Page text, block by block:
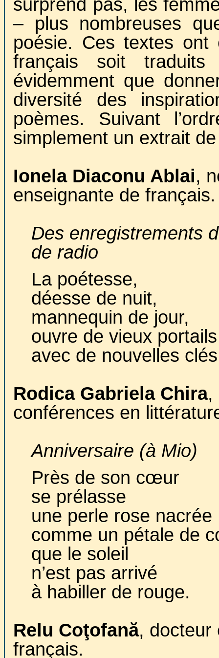
– plus nombreuses
poésie. Ces textes
français soit
évidemment que
diversité des
poèmes. Suivant
simplement un extrait
Ionela Diaconu Ablai,
enseignante de français.
Des enregistrements
de radio
La poétesse,
déesse de nuit,
mannequin de jour,
ouvre de vieux portails
avec de nouvelles
Rodica Gabriela Chira,
conférences en
Anniversaire (à Mio)
Près de son cœur
se prélasse
une perle rose nacrée
comme un pétale de
que le soleil
n’est pas arrivé
à habiller de rouge.
Relu Coţofană, docteur
français.